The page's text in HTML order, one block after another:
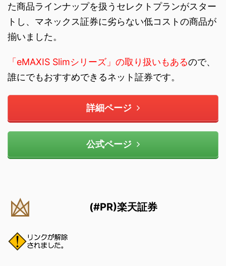
た商品ラインナップを扱うセレクトプランがスター
トし、マネックス証券に劣らない低コストの商品が
揃いました。
「eMAXIS Slimシリーズ」の取り扱いもあるので、
誰にでもおすすめできるネット証券です。
詳細ページ
公式ページ
(#PR)楽天証券